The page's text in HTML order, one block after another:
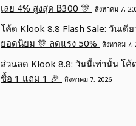
เลย 4% สูงสุด ฿300 🎊 สิงหาคม 7,
โค้ด Klook 8.8 Flash Sale: วันเดี
ยอดนิยม 🎊 ลดแรง 50% สิงหาคม 7,
ส่วนลด Klook 8.8: วันนี้เท่านั้น โ
ซื้อ 1 แถม 1 🎉
สิงหาคม 7, 2026